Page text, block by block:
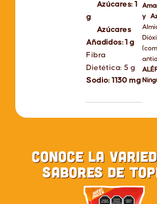
Azúcares: 1
g
Azúcares
Añadidos: 1 g
Fibra
Dietética: 5 g
Sodio: 1130 mg
y
Conoce la
sabores de